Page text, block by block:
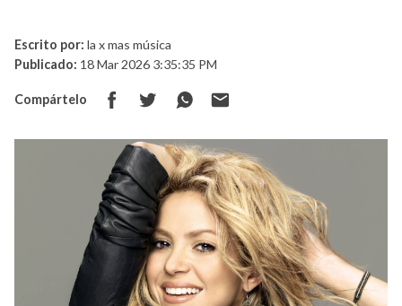
Escrito por: la x mas música
Publicado: 18 Mar 2026 3:35:35 PM
Compártelo